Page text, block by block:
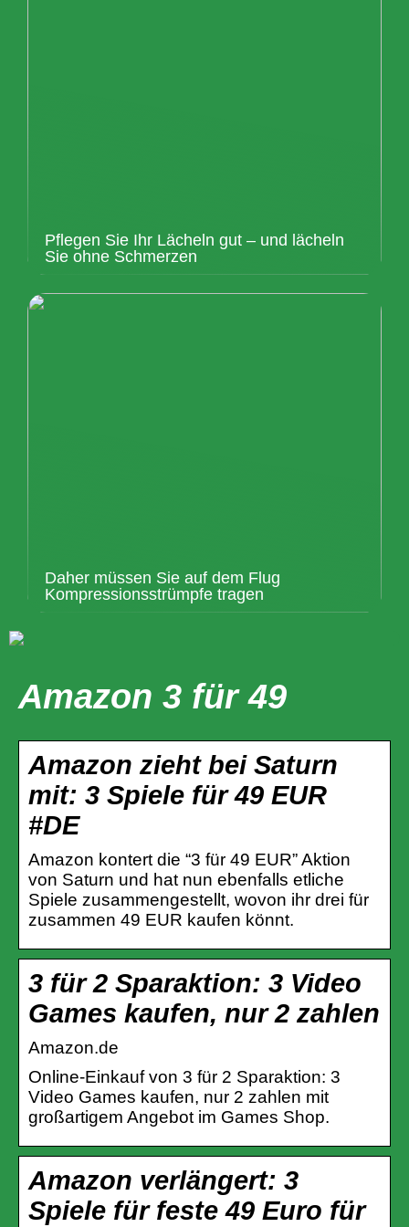
Pflegen Sie Ihr Lächeln gut – und lächeln
Sie ohne Schmerzen
Daher müssen Sie auf dem Flug
Kompressionsstrümpfe tragen
Amazon 3 für 49
Amazon zieht bei Saturn
mit: 3 Spiele für 49 EUR
#DE
Amazon kontert die “3 für 49 EUR” Aktion
von Saturn und hat nun ebenfalls etliche
Spiele zusammengestellt, wovon ihr drei für
zusammen 49 EUR kaufen könnt.
3 für 2 Sparaktion: 3 Video
Games kaufen, nur 2 zahlen
Amazon.de
Online-Einkauf von 3 für 2 Sparaktion: 3
Video Games kaufen, nur 2 zahlen mit
großartigem Angebot im Games Shop.
Amazon verlängert: 3
Spiele für feste 49 Euro für